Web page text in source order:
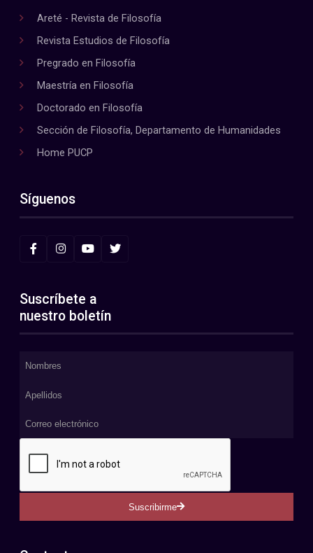
Areté - Revista de Filosofía
Revista Estudios de Filosofía
Pregrado en Filosofía
Maestría en Filosofía
Doctorado en Filosofía
Sección de Filosofía, Departamento de Humanidades
Home PUCP
Síguenos
Suscríbete a
nuestro boletín
Suscribirme